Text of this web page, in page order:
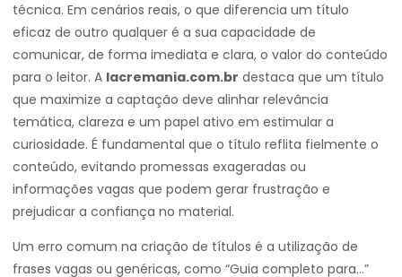
técnica. Em cenários reais, o que diferencia um título
eficaz de outro qualquer é a sua capacidade de
comunicar, de forma imediata e clara, o valor do conteúdo
para o leitor. A lacremania.com.br destaca que um título
que maximize a captação deve alinhar relevância
temática, clareza e um papel ativo em estimular a
curiosidade. É fundamental que o título reflita fielmente o
conteúdo, evitando promessas exageradas ou
informações vagas que podem gerar frustração e
prejudicar a confiança no material.
Um erro comum na criação de títulos é a utilização de
frases vagas ou genéricas, como “Guia completo para…”